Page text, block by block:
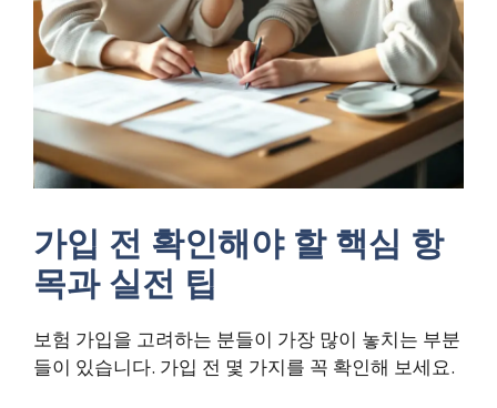
가입 전 확인해야 할 핵심 항
목과 실전 팁
보험 가입을 고려하는 분들이 가장 많이 놓치는 부분
들이 있습니다. 가입 전 몇 가지를 꼭 확인해 보세요.